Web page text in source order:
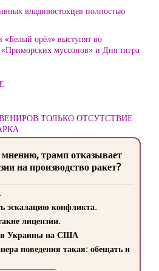
владивостокцев полностью
орёл» выступят во
муссонов» и Дня тигра
ТОЛЬКО ОТСУТСТВИЕ
трамп отказывает
на производство ракет?
эскалацию конфликта.
лицензии.
Украины на США
поведения такая: обещать и